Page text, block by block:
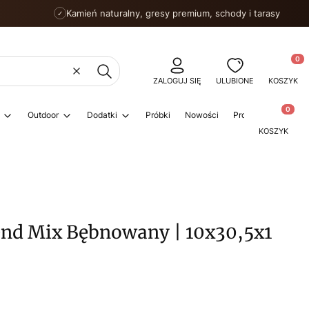
✓ Kamień naturalny, gresy premium, schody i tarasy
WyczyśćSzukaj
ZALOGUJ SIĘ ULUBIONE KOSZYK
Outdoor Dodatki Próbki Nowości PromocjeProdukty
KOSZYK
Mix Bębnowany | 10x30,5x1